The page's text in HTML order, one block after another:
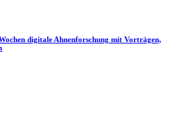
digitale Ahnenforschung mit Vorträgen,